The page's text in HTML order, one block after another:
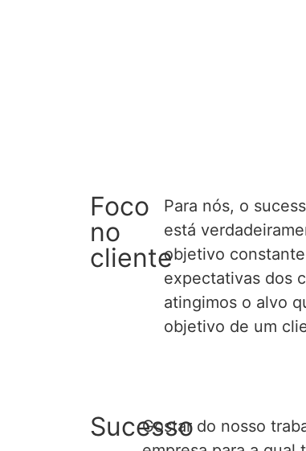
Foco
no
cliente
Para nós, o
está
objetivo
expectativas dos
atingimos o alvo
objetivo de um
SucessoGostar do nosso